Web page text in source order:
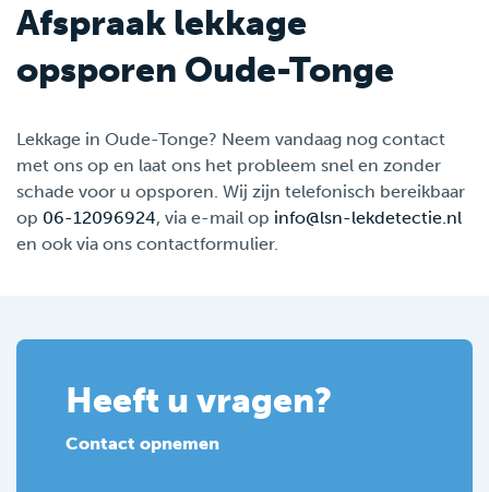
Afspraak lekkage
opsporen Oude-Tonge
Lekkage in Oude-Tonge? Neem vandaag nog contact
met ons op en laat ons het probleem snel en zonder
schade voor u opsporen. Wij zijn telefonisch bereikbaar
op 06-12096924, via e-mail op info@lsn-lekdetectie.nl
en ook via ons contactformulier.
Heeft u vragen?
Contact opnemen